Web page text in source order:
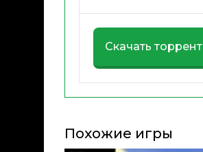
Скачать торрент
Похожие игры